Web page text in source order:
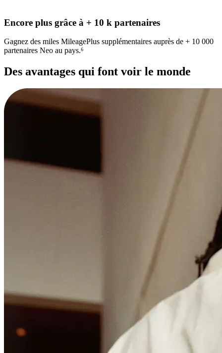
Encore plus grâce à + 10 k partenaires
Gagnez des miles MileagePlus supplémentaires auprès de + 10 000
partenaires Neo au pays.⁶
Des avantages qui font voir le monde